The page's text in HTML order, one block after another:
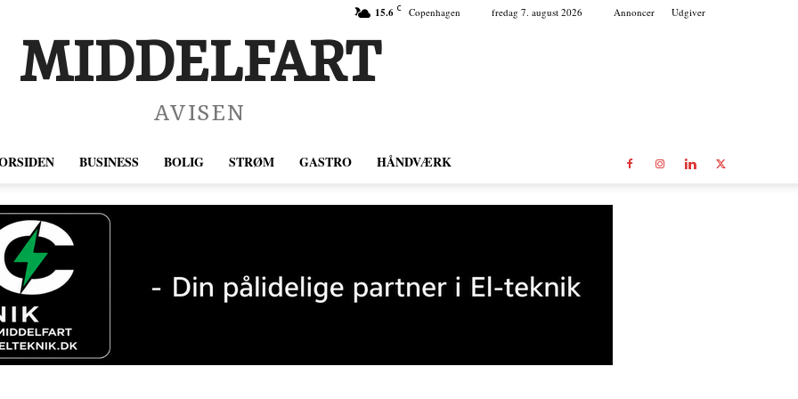
15.6 C Copenhagen fredag 7. august 2026 Annoncer Udgiver
MIDDELFART
AVISEN
BUSINESS BOLIG STRØM GASTRO HÅNDVÆRK